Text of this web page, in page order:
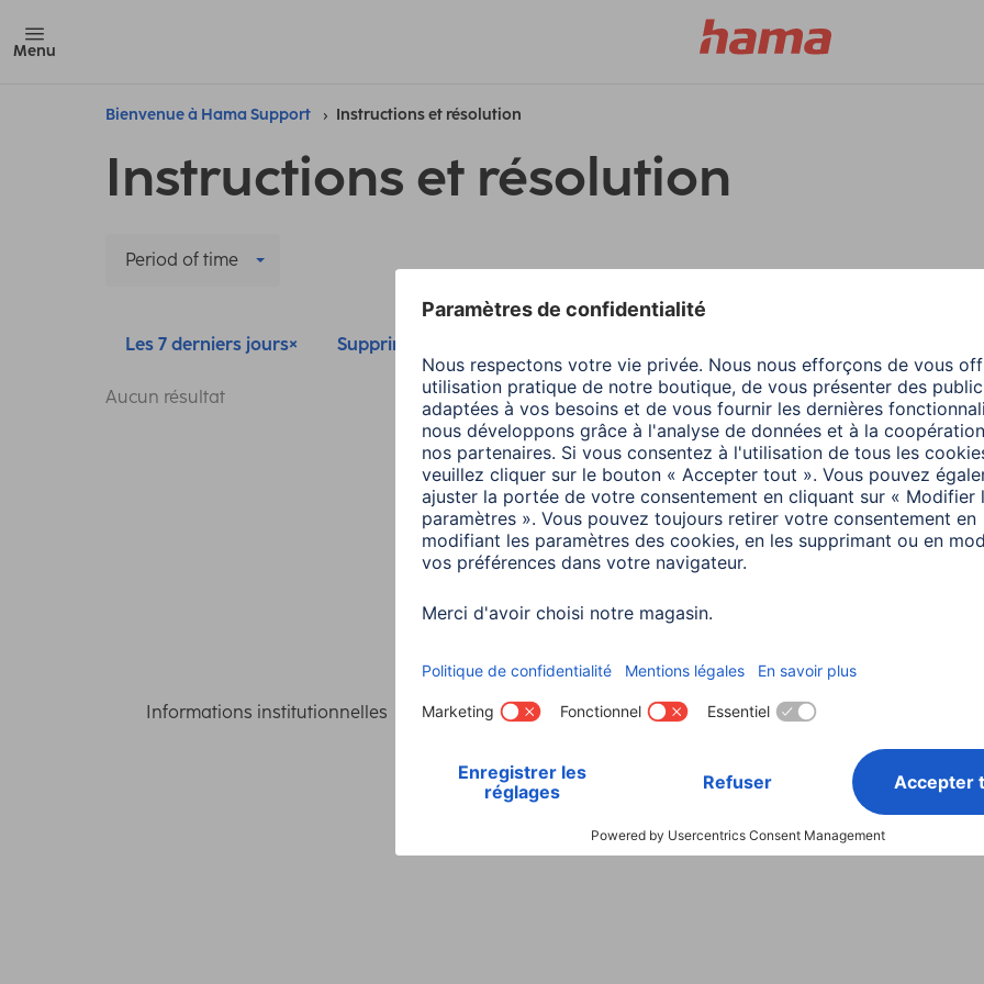
Menu
Bienvenue à Hama Support Instructions et résolution
Instructions et résolution
Period of time
Les 7 derniers jours Supprimer tous les filtres
Aucun résultat
Choisissez un pays
Informations institutionnelles Confidentialité et Securité Conditions de garantie